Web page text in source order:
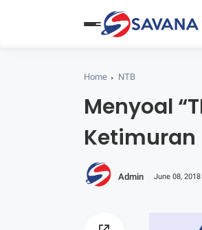
Home NTB
Menyoal
Ketimuran
Admin June 08, 2018